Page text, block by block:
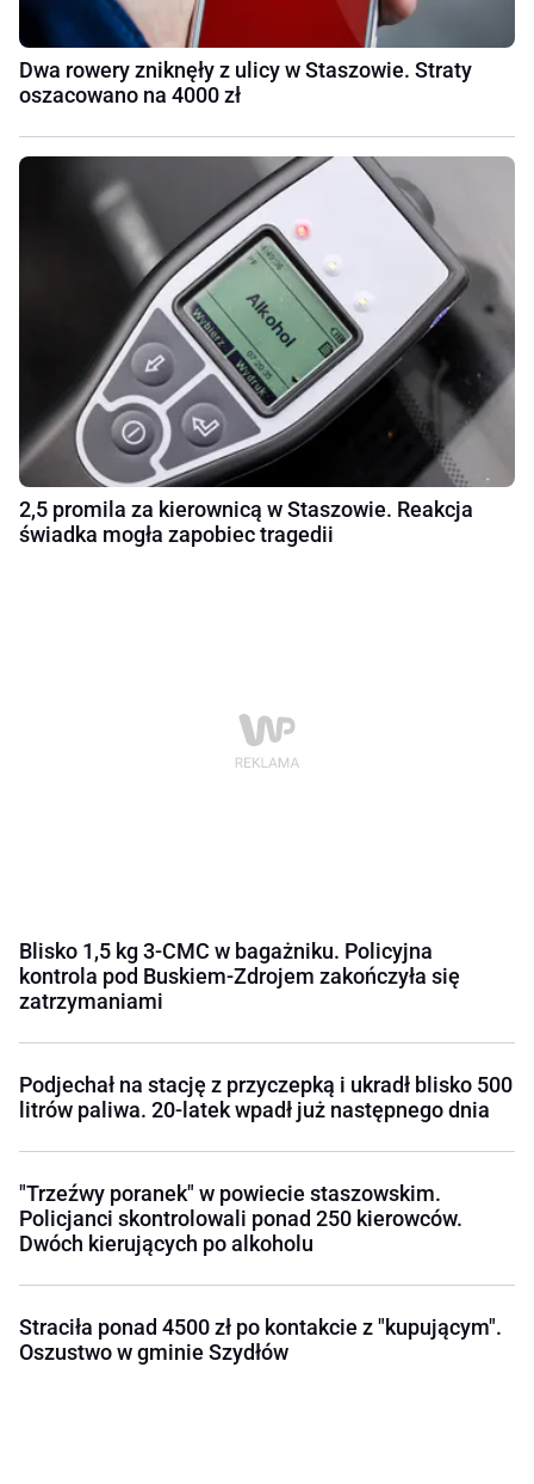
Dwa rowery zniknęły z ulicy w Staszowie. Straty
oszacowano na 4000 zł
2,5 promila za kierownicą w Staszowie. Reakcja
świadka mogła zapobiec tragedii
Blisko 1,5 kg 3-CMC w bagażniku. Policyjna
kontrola pod Buskiem-Zdrojem zakończyła się
zatrzymaniami
Podjechał na stację z przyczepką i ukradł blisko 500
litrów paliwa. 20-latek wpadł już następnego dnia
"Trzeźwy poranek" w powiecie staszowskim.
Policjanci skontrolowali ponad 250 kierowców.
Dwóch kierujących po alkoholu
Straciła ponad 4500 zł po kontakcie z "kupującym".
Oszustwo w gminie Szydłów